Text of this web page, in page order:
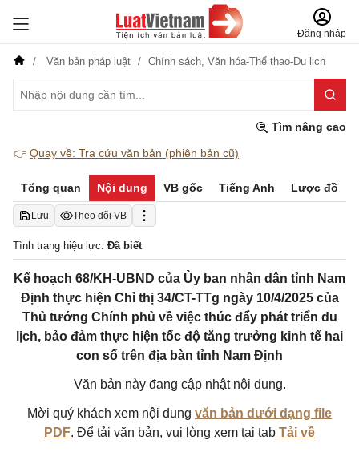
Đăng nhập
Văn bản pháp luật Chính sách, Văn hóa-Thể thao-Du lịch
Tìm nâng cao
👉 Quay về: Tra cứu văn bản (phiên bản cũ)
Tổng quan Nội dung VB gốc Tiếng Anh Lược đồ
Lưu Theo dõi VB
Tình trạng hiệu lực: Đã biết
Kế hoạch 68/KH-UBND của Ủy ban nhân dân tỉnh Nam
Định thực hiện Chỉ thị 34/CT-TTg ngày 10/4/2025 của
Thủ tướng Chính phủ về việc thúc đẩy phát triển du
lịch, bảo đảm thực hiện tốc độ tăng trưởng kinh tế hai
con số trên địa bàn tỉnh Nam Định
Văn bản này đang cập nhật nội dung.
Mời quý khách xem nội dung văn bản dưới dạng file
PDF. Để tải văn bản, vui lòng xem tại tab Tải về